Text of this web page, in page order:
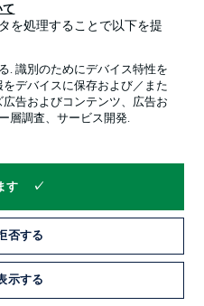
Gruppe GmbH
い
て
を処理することで以下を提
. 識別のためにデバイス特性を
デバイスに保存および／また
告およびコンテンツ、広告お
層調査、サービス開発.
す
否する
示する